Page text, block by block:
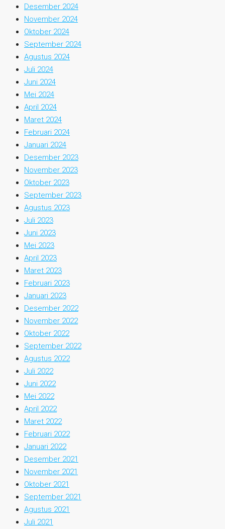
Desember 2024
November 2024
Oktober 2024
September 2024
Agustus 2024
Juli 2024
Juni 2024
Mei 2024
April 2024
Maret 2024
Februari 2024
Januari 2024
Desember 2023
November 2023
Oktober 2023
September 2023
Agustus 2023
Juli 2023
Juni 2023
Mei 2023
April 2023
Maret 2023
Februari 2023
Januari 2023
Desember 2022
November 2022
Oktober 2022
September 2022
Agustus 2022
Juli 2022
Juni 2022
Mei 2022
April 2022
Maret 2022
Februari 2022
Januari 2022
Desember 2021
November 2021
Oktober 2021
September 2021
Agustus 2021
Juli 2021